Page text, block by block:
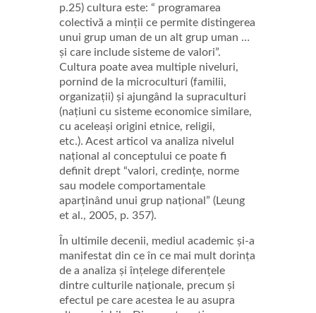
p.25) cultura este: “ programarea
colectivă a minții ce permite distingerea
unui grup uman de un alt grup uman …
și care include sisteme de valori”.
Cultura poate avea multiple niveluri,
pornind de la microculturi (familii,
organizații) și ajungând la supraculturi
(națiuni cu sisteme economice similare,
cu aceleași origini etnice, religii,
etc.). Acest articol va analiza nivelul
național al conceptului ce poate fi
definit drept “valori, credințe, norme
sau modele comportamentale
aparținând unui grup național” (Leung
et al., 2005, p. 357).
În ultimile decenii, mediul academic și-a
manifestat din ce în ce mai mult dorința
de a analiza și înțelege diferențele
dintre culturile naționale, precum și
efectul pe care acestea le au asupra